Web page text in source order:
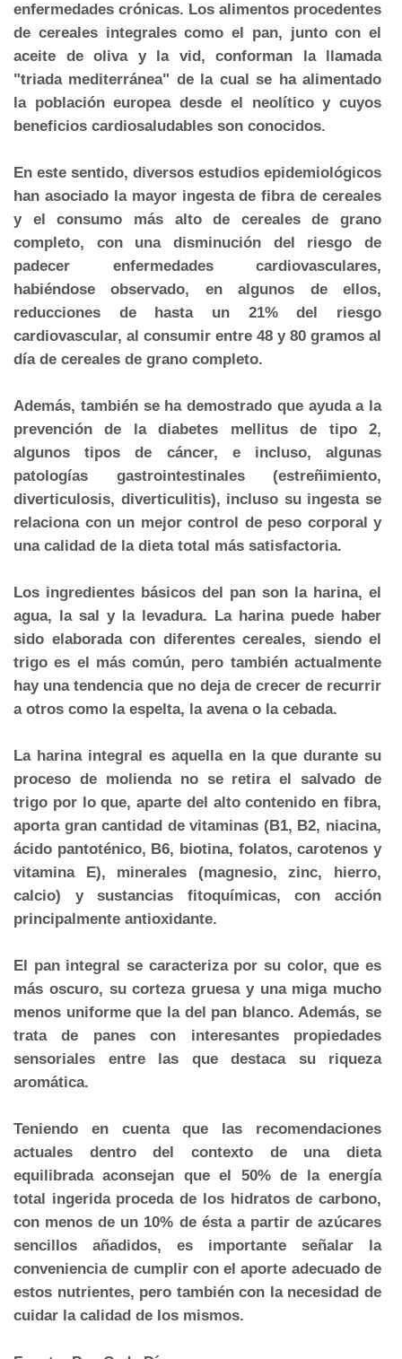
enfermedades crónicas. Los alimentos procedentes
de cereales integrales como el pan, junto con el
aceite de oliva y la vid, conforman la llamada
"triada mediterránea" de la cual se ha alimentado
la población europea desde el neolítico y cuyos
beneficios cardiosaludables son conocidos.
En este sentido, diversos estudios epidemiológicos
han asociado la mayor ingesta de fibra de cereales
y el consumo más alto de cereales de grano
completo, con una disminución del riesgo de
padecer enfermedades cardiovasculares,
habiéndose observado, en algunos de ellos,
reducciones de hasta un 21% del riesgo
cardiovascular, al consumir entre 48 y 80 gramos al
día de cereales de grano completo.
Además, también se ha demostrado que ayuda a la
prevención de la diabetes mellitus de tipo 2,
algunos tipos de cáncer, e incluso, algunas
patologías gastrointestinales (estreñimiento,
diverticulosis, diverticulitis), incluso su ingesta se
relaciona con un mejor control de peso corporal y
una calidad de la dieta total más satisfactoria.
Los ingredientes básicos del pan son la harina, el
agua, la sal y la levadura. La harina puede haber
sido elaborada con diferentes cereales, siendo el
trigo es el más común, pero también actualmente
hay una tendencia que no deja de crecer de recurrir
a otros como la espelta, la avena o la cebada.
La harina integral es aquella en la que durante su
proceso de molienda no se retira el salvado de
trigo por lo que, aparte del alto contenido en fibra,
aporta gran cantidad de vitaminas (B1, B2, niacina,
ácido pantoténico, B6, biotina, folatos, carotenos y
vitamina E), minerales (magnesio, zinc, hierro,
calcio) y sustancias fitoquímicas, con acción
principalmente antioxidante.
El pan integral se caracteriza por su color, que es
más oscuro, su corteza gruesa y una miga mucho
menos uniforme que la del pan blanco. Además, se
trata de panes con interesantes propiedades
sensoriales entre las que destaca su riqueza
aromática.
Teniendo en cuenta que las recomendaciones
actuales dentro del contexto de una dieta
equilibrada aconsejan que el 50% de la energía
total ingerida proceda de los hidratos de carbono,
con menos de un 10% de ésta a partir de azúcares
sencillos añadidos, es importante señalar la
conveniencia de cumplir con el aporte adecuado de
estos nutrientes, pero también con la necesidad de
cuidar la calidad de los mismos.